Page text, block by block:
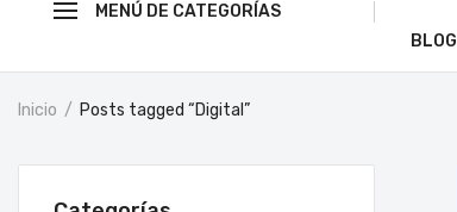
MENÚ DE CATEGORÍAS
BLOG
Inicio Posts tagged “Digital”